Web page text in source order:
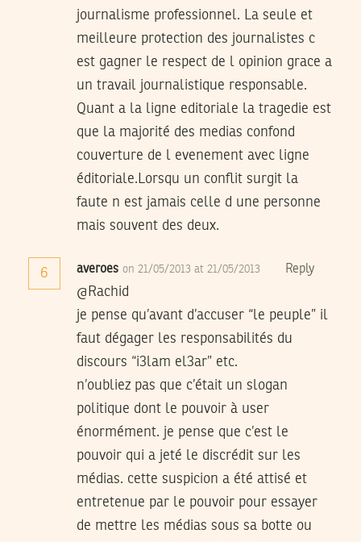
journalisme professionnel. La seule et
meilleure protection des journalistes c
est gagner le respect de l opinion grace a
un travail journalistique responsable.
Quant a la ligne editoriale la tragedie est
que la majorité des medias confond
couverture de l evenement avec ligne
éditoriale.Lorsqu un conflit surgit la
faute n est jamais celle d une personne
mais souvent des deux.
6 averoes on 21/05/2013 at 21/05/2013 Reply
@Rachid
je pense qu’avant d’accuser “le peuple” il
faut dégager les responsabilités du
discours “i3lam el3ar” etc.
n’oubliez pas que c’était un slogan
politique dont le pouvoir à user
énormément. je pense que c’est le
pouvoir qui a jeté le discrédit sur les
médias. cette suspicion a été attisé et
entretenue par le pouvoir pour essayer
de mettre les médias sous sa botte ou